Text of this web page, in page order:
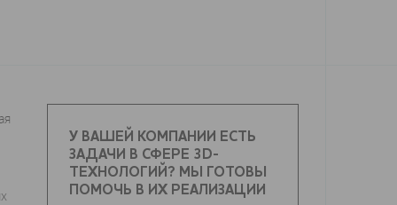
У ВАШЕЙ КОМПАНИИ ЕСТЬ
ЗАДАЧИ В СФЕРЕ 3D-
ТЕХНОЛОГИЙ? МЫ ГОТОВЫ
ПОМОЧЬ В ИХ РЕАЛИЗАЦИИ